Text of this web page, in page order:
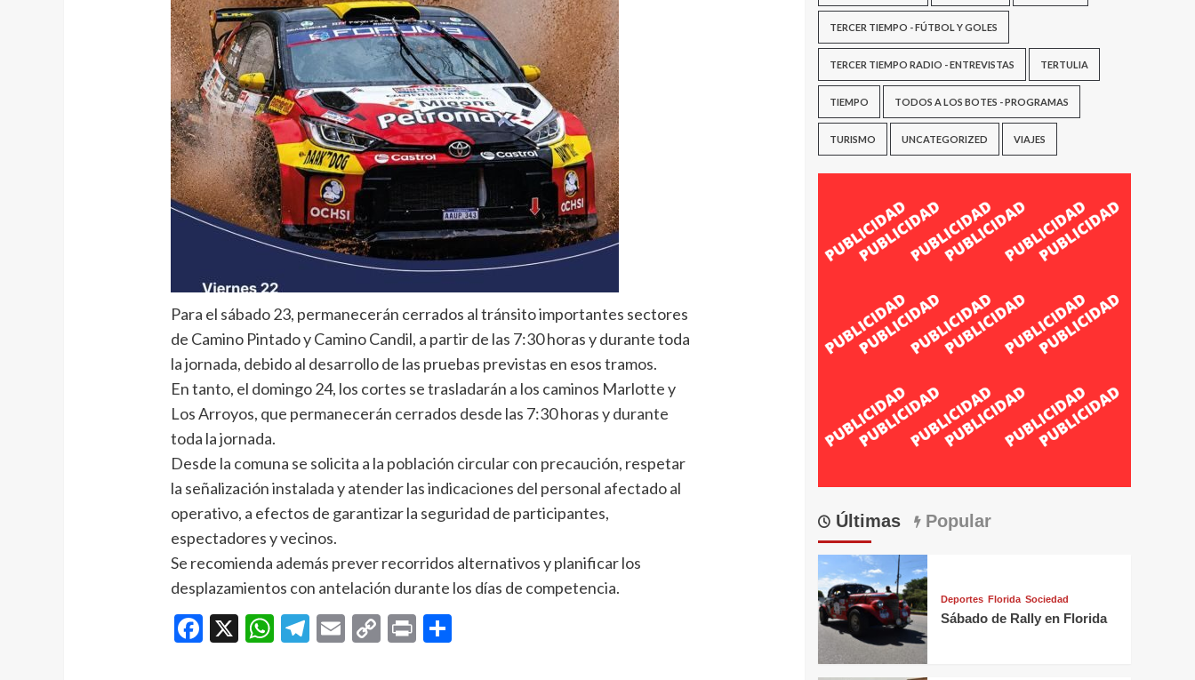
Para el sábado 23, permanecerán cerrados al tránsito importantes sectores
de Camino Pintado y Camino Candil, a partir de las 7:30 horas y durante toda
la jornada, debido al desarrollo de las pruebas previstas en esos tramos.
En tanto, el domingo 24, los cortes se trasladarán a los caminos Marlotte y
Los Arroyos, que permanecerán cerrados desde las 7:30 horas y durante
toda la jornada.
Desde la comuna se solicita a la población circular con precaución, respetar
la señalización instalada y atender las indicaciones del personal afectado al
operativo, a efectos de garantizar la seguridad de participantes,
espectadores y vecinos.
Se recomienda además prever recorridos alternativos y planificar los
desplazamientos con antelación durante los días de competencia.
Facebook
X WhatsApp
Telegram
EmailCopyPrint
TERCER TIEMPO - FÚTBOL Y GOLES
TERCER TIEMPO RADIO - ENTREVISTAS TERTULIA
TIEMPO TODOS A LOS BOTES - PROGRAMAS
TURISMO UNCATEGORIZED VIAJES
Últimas Popular
Deportes Florida Sociedad
Sábado de Rally en Florida